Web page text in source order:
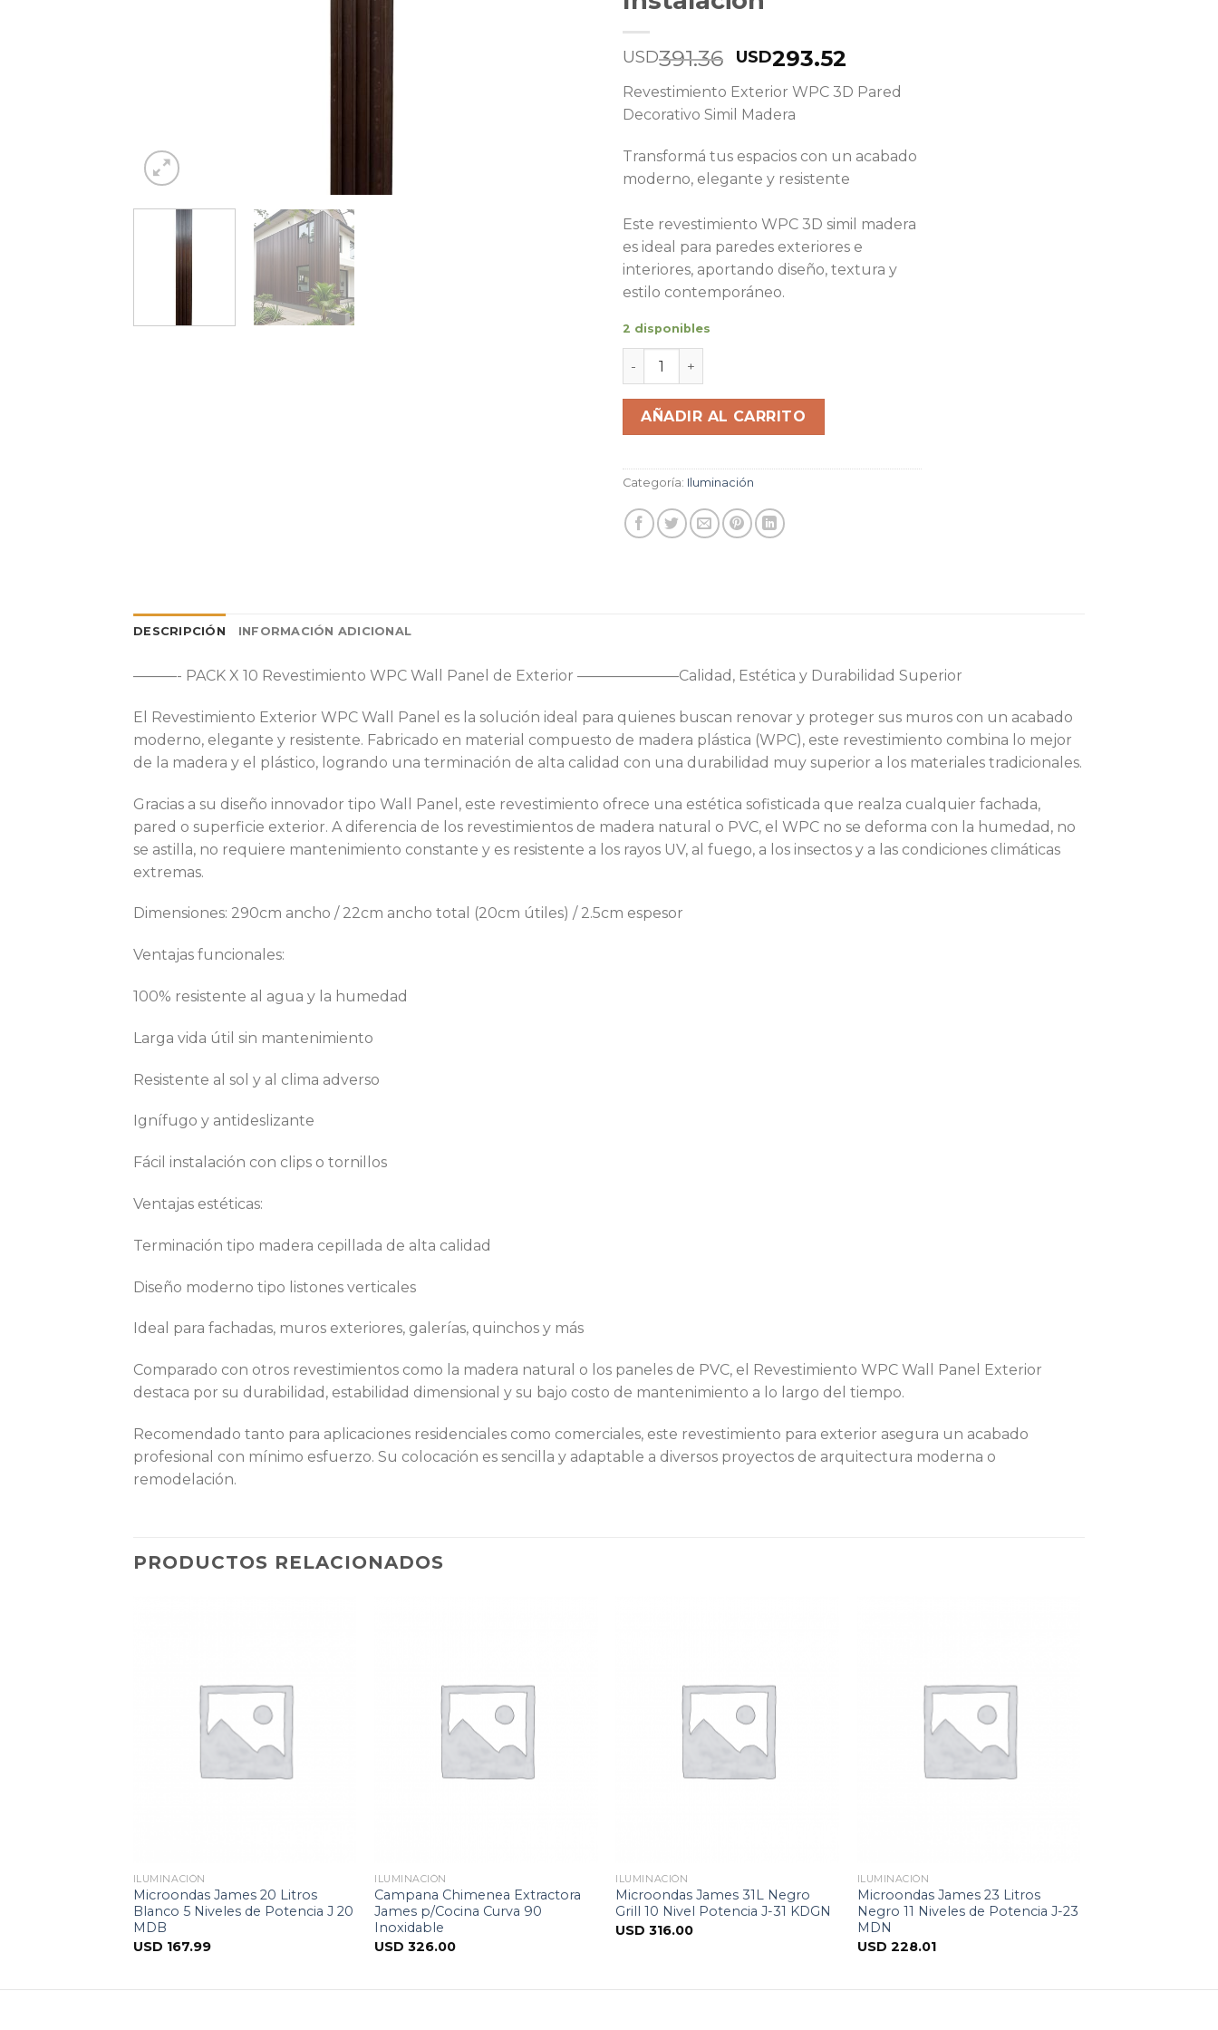
USD391.36 USD293.52
Revestimiento Exterior WPC 3D Pared
Decorativo Simil Madera
Transformá tus espacios con un acabado
moderno, elegante y resistente
Este revestimiento WPC 3D simil madera
es ideal para paredes exteriores e
interiores, aportando diseño, textura y
estilo contemporáneo.
2 disponibles
Revestimiento Exterior WPC Pack x10 Tabla Wall Panel Lambrin 3D
AÑADIR AL CARRITO
Categoría: Iluminación
DESCRIPCIÓN INFORMACIÓN ADICIONAL
———- PACK X 10 Revestimiento WPC Wall Panel de Exterior –——————–Calidad, Estética y Durabilidad Superior
El Revestimiento Exterior WPC Wall Panel es la solución ideal para quienes buscan renovar y proteger sus muros con un acabado
moderno, elegante y resistente. Fabricado en material compuesto de madera plástica (WPC), este revestimiento combina lo mejor
de la madera y el plástico, logrando una terminación de alta calidad con una durabilidad muy superior a los materiales tradicionales.
Gracias a su diseño innovador tipo Wall Panel, este revestimiento ofrece una estética sofisticada que realza cualquier fachada,
pared o superficie exterior. A diferencia de los revestimientos de madera natural o PVC, el WPC no se deforma con la humedad, no
se astilla, no requiere mantenimiento constante y es resistente a los rayos UV, al fuego, a los insectos y a las condiciones climáticas
extremas.
Dimensiones: 290cm ancho / 22cm ancho total (20cm útiles) / 2.5cm espesor
Ventajas funcionales:
100% resistente al agua y la humedad
Larga vida útil sin mantenimiento
Resistente al sol y al clima adverso
Ignífugo y antideslizante
Fácil instalación con clips o tornillos
Ventajas estéticas:
Terminación tipo madera cepillada de alta calidad
Diseño moderno tipo listones verticales
Ideal para fachadas, muros exteriores, galerías, quinchos y más
Comparado con otros revestimientos como la madera natural o los paneles de PVC, el Revestimiento WPC Wall Panel Exterior
destaca por su durabilidad, estabilidad dimensional y su bajo costo de mantenimiento a lo largo del tiempo.
Recomendado tanto para aplicaciones residenciales como comerciales, este revestimiento para exterior asegura un acabado
profesional con mínimo esfuerzo. Su colocación es sencilla y adaptable a diversos proyectos de arquitectura moderna o
remodelación.
PRODUCTOS RELACIONADOS
ILUMINACIÓN
Microondas James 20 Litros
Blanco 5 Niveles de Potencia J 20
MDB
USD 167.99
ILUMINACIÓN
Campana Chimenea Extractora
James p/Cocina Curva 90
Inoxidable
USD326.00
ILUMINACIÓN
Microondas James 31L Negro
Grill 10 Nivel Potencia J-31 KDGN
USD316.00
ILUMINACIÓN
Microondas James 23 Litros
Negro 11 Niveles de Potencia J-23
MDN
USD 228.01